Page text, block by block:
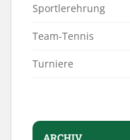
Sportlerehrung
Team-Tennis
Turniere
ARCHIV